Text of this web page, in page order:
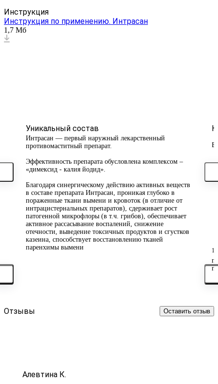
Инструкция
Инструкция по применению. Интрасан
1,7 Мб
Уникальный состав
Интрасан — первый наружный лекарственный
противомаститный препарат.
Эффективность препарата обусловлена комплексом –
«димексид - калия йодид».
Благодаря синергическому действию активных веществ
в составе препарата Интрасан, проникая глубоко в
пораженные ткани вымени и кровоток (в отличие от
интрацистернальных препаратов), сдерживает рост
патогенной микрофлоры (в т.ч. грибов), обеспечивает
активное рассасывание воспалений, снижение
отечности, выведение токсичных продуктов и сгустков
казеина, способствует восстановлению тканей
паренхимы вымени
1
Отзывы Оставить отзыв
Алевтина К.